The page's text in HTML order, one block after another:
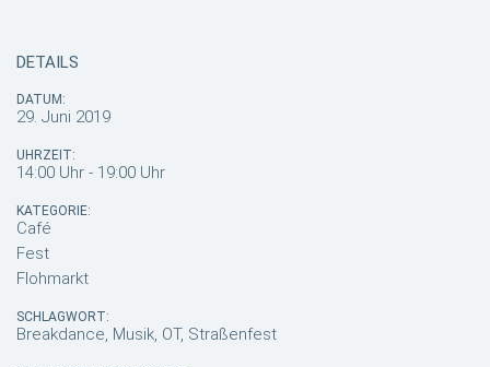
DETAILS
DATUM:
29. Juni 2019
UHRZEIT:
14:00 Uhr - 19:00 Uhr
KATEGORIE:
Café
Fest
Flohmarkt
SCHLAGWORT:
Breakdance, Musik, OT, Straßenfest